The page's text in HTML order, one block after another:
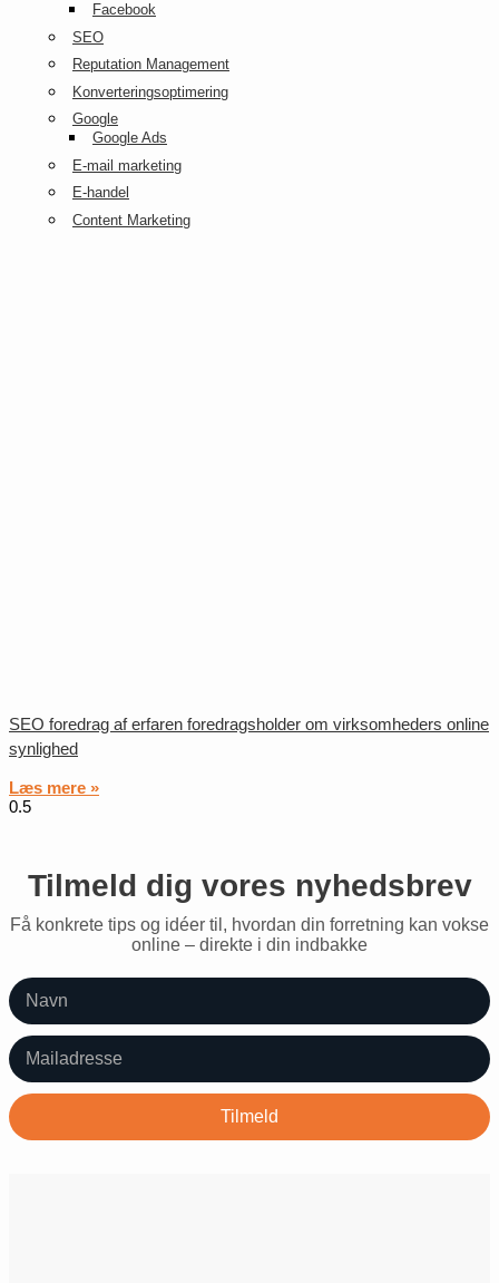
Facebook
SEO
Reputation Management
Konverteringsoptimering
Google
Google Ads
E-mail marketing
E-handel
Content Marketing
SEO foredrag af erfaren foredragsholder om virksomheders online
synlighed
Læs mere »
Tilmeld dig vores nyhedsbrev
Få konkrete tips og idéer til, hvordan din forretning kan vokse
online – direkte i din indbakke